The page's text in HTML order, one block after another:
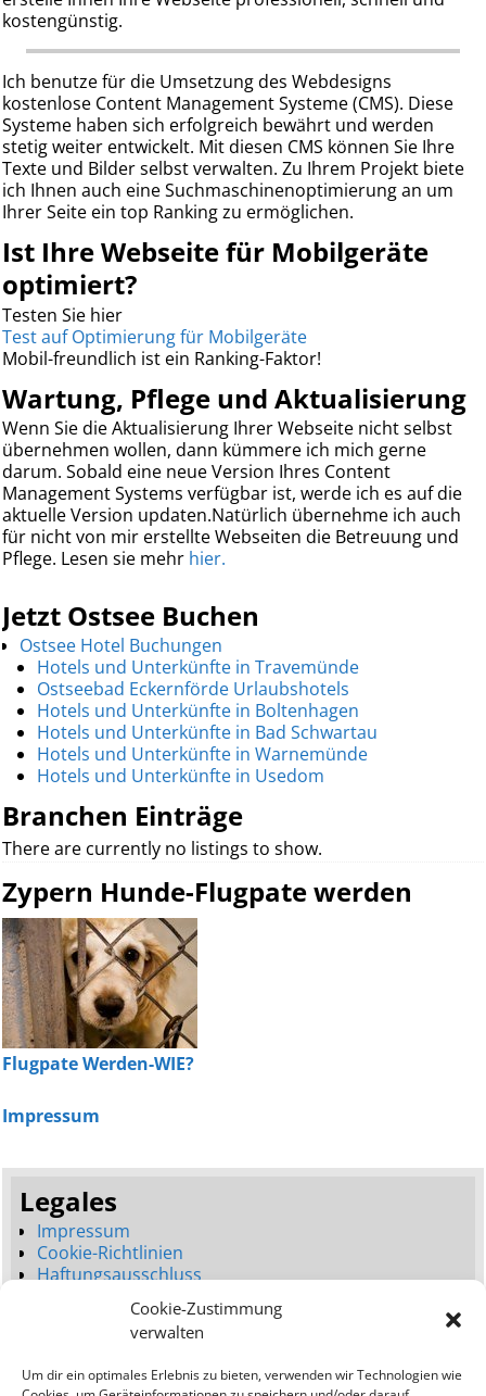
Cookie-Zustimmung
verwalten
Um dir ein optimales Erlebnis zu bieten, verwenden wir Technologien wie
kostengünstig.
Ich benutze für die Umsetzung des Webdesigns
kostenlose Content Management Systeme (CMS). Diese
Systeme haben sich erfolgreich bewährt und werden
stetig weiter entwickelt. Mit diesen CMS können Sie Ihre
Texte und Bilder selbst verwalten. Zu Ihrem Projekt biete
ich Ihnen auch eine Suchmaschinenoptimierung an um
Ihrer Seite ein top Ranking zu ermöglichen.
Ist Ihre Webseite für Mobilgeräte
optimiert?
Testen Sie hier
Test auf Optimierung für Mobilgeräte
Mobil-freundlich ist ein Ranking-Faktor!
Wartung, Pflege und Aktualisierung
Wenn Sie die Aktualisierung Ihrer Webseite nicht selbst
übernehmen wollen, dann kümmere ich mich gerne
darum. Sobald eine neue Version Ihres Content
Management Systems verfügbar ist, werde ich es auf die
aktuelle Version updaten.Natürlich übernehme ich auch
für nicht von mir erstellte Webseiten die Betreuung und
Pflege. Lesen sie mehr hier.
Jetzt Ostsee Buchen
Ostsee Hotel Buchungen
Hotels und Unterkünfte in Travemünde
Ostseebad Eckernförde Urlaubshotels
Hotels und Unterkünfte in Boltenhagen
Hotels und Unterkünfte in Bad Schwartau
Hotels und Unterkünfte in Warnemünde
Hotels und Unterkünfte in Usedom
Branchen Einträge
There are currently no listings to show.
Zypern Hunde-Flugpate werden
Flugpate Werden-WIE?
Impressum
Legales
Impressum
Cookie-Richtlinien
Haftungsausschluss
Datenschutzerklärung
Seitenbaum
Neues Webdesign (Launch)